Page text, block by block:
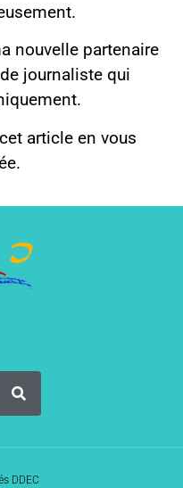
nouvelle partenaire
journaliste qui
article en vous
DDEC